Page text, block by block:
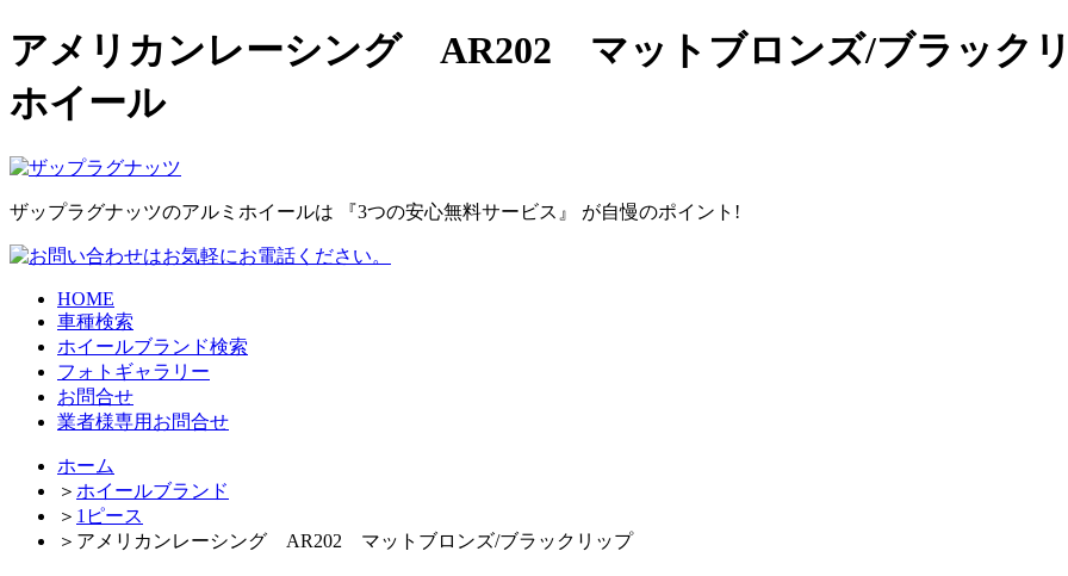
アメリカンレーシング AR202 マットブロンズ/ブラック
ホイール
ザップラグナッツのアルミホイールは 『3つの安心無料サービス』 が自慢のポイント!
HOME
車種検索
ホイールブランド検索
フォトギャラリー
お問合せ
業者様専用お問合せ
ホーム
＞ ホイールブランド
＞ 1ピース
＞ アメリカンレーシング AR202 マットブロンズ/ブラックリップ